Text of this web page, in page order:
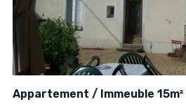
Appartement / Immeuble 15m²